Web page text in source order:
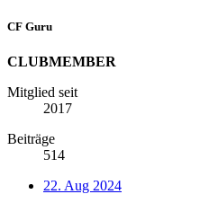
CF Guru
CLUBMEMBER
Mitglied seit
2017
Beiträge
514
22. Aug 2024